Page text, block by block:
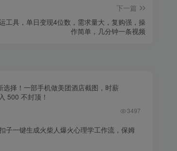
下一篇
工具，单日变现4位数，需求量大，复购强，操
作简单，几分钟一条视频
选择！一部手机做美团酒店截图，时薪
500 不封顶！
3497
子一键生成火柴人爆火心理学工作流，保姆